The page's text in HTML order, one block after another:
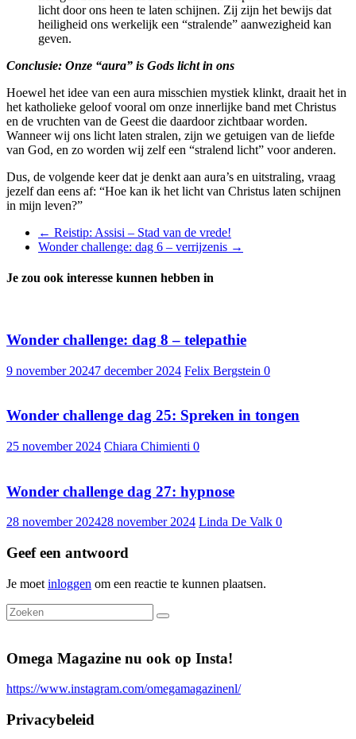
licht door ons heen te laten schijnen. Zij zijn het bewijs dat
heiligheid ons werkelijk een “stralende” aanwezigheid kan
geven.
Conclusie: Onze “aura” is Gods licht in ons
Hoewel het idee van een aura misschien mystiek klinkt, draait het in
het katholieke geloof vooral om onze innerlijke band met Christus
en de vruchten van de Geest die daardoor zichtbaar worden.
Wanneer wij ons licht laten stralen, zijn we getuigen van de liefde
van God, en zo worden wij zelf een “stralend licht” voor anderen.
Dus, de volgende keer dat je denkt aan aura’s en uitstraling, vraag
jezelf dan eens af: “Hoe kan ik het licht van Christus laten schijnen
in mijn leven?”
← Reistip: Assisi – Stad van de vrede!
Wonder challenge: dag 6 – verrijzenis →
Je zou ook interesse kunnen hebben in
Wonder challenge: dag 8 – telepathie
9 november 20247 december 2024 Felix Bergstein 0
Wonder challenge dag 25: Spreken in tongen
25 november 2024 Chiara Chimienti 0
Wonder challenge dag 27: hypnose
28 november 202428 november 2024 Linda De Valk 0
Geef een antwoord
Je moet inloggen om een reactie te kunnen plaatsen.
Omega Magazine nu ook op Insta!
https://www.instagram.com/omegamagazinenl/
Privacybeleid